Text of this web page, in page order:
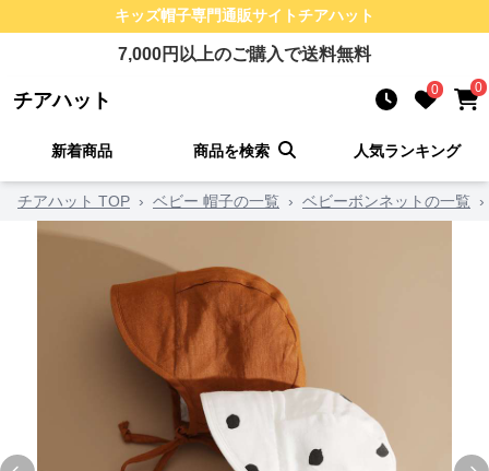
キッズ帽子専門通販サイトチアハット
7,000円以上のご購入で送料無料
チアハット 0 0
新着商品 商品を検索 人気ランキング
チアハット TOP › ベビー 帽子の一覧 › ベビーボンネットの一覧 ›